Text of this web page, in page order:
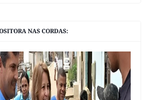
NAS CORDAS: